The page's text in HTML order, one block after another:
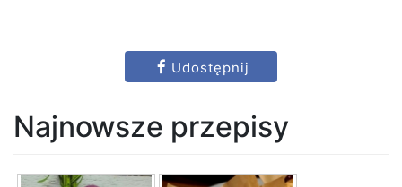
Udostępnij
Najnowsze przepisy